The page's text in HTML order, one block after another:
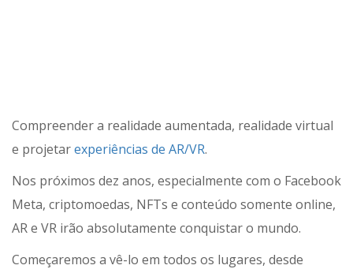
Compreender a realidade aumentada, realidade virtual
e projetarexperiências de AR/VR.
Nos próximos dez anos, especialmente com o Facebook
Meta, criptomoedas, NFTs e conteúdo somente online,
AR e VR irão absolutamente conquistar o mundo.
Começaremos a vê-lo em todos os lugares, desde